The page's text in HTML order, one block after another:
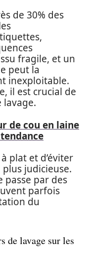
de 30% des
fragile, et un
peut la
inexploitable.
il est crucial de
lavage.
de cou en laine
plat et d’éviter
plus judicieuse.
passe par des
parfois
du
de lavage sur les